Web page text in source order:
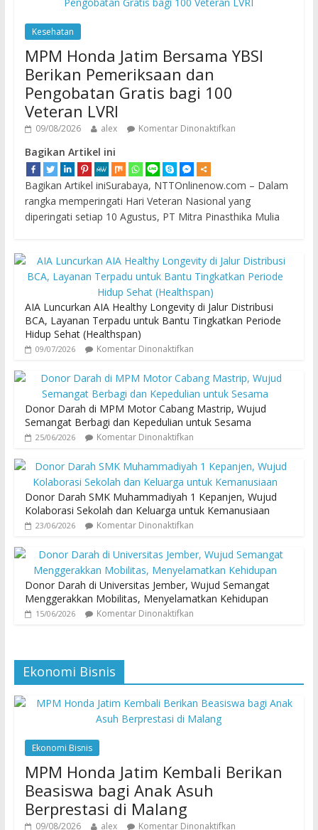
Kesehatan
MPM Honda Jatim Bersama YBSI
Berikan Pemeriksaan dan
Pengobatan Gratis bagi 100
Veteran LVRI
09/08/2026 alex Komentar Dinonaktifkan
Bagikan Artikel ini
Bagikan Artikel iniSurabaya, NTTOnlinenow.com – Dalam
rangka memperingati Hari Veteran Nasional yang
diperingati setiap 10 Agustus, PT Mitra Pinasthika Mulia
AIA Luncurkan AIA Healthy Longevity di Jalur Distribusi
BCA, Layanan Terpadu untuk Bantu Tingkatkan Periode
Hidup Sehat (Healthspan)
09/07/2026 Komentar Dinonaktifkan
Donor Darah di MPM Motor Cabang Mastrip, Wujud
Semangat Berbagi dan Kepedulian untuk Sesama
25/06/2026 Komentar Dinonaktifkan
Donor Darah SMK Muhammadiyah 1 Kepanjen, Wujud
Kolaborasi Sekolah dan Keluarga untuk Kemanusiaan
23/06/2026 Komentar Dinonaktifkan
Donor Darah di Universitas Jember, Wujud Semangat
Menggerakkan Mobilitas, Menyelamatkan Kehidupan
15/06/2026 Komentar Dinonaktifkan
Ekonomi Bisnis
Ekonomi Bisnis
MPM Honda Jatim Kembali Berikan
Beasiswa bagi Anak Asuh
Berprestasi di Malang
09/08/2026 alex Komentar Dinonaktifkan